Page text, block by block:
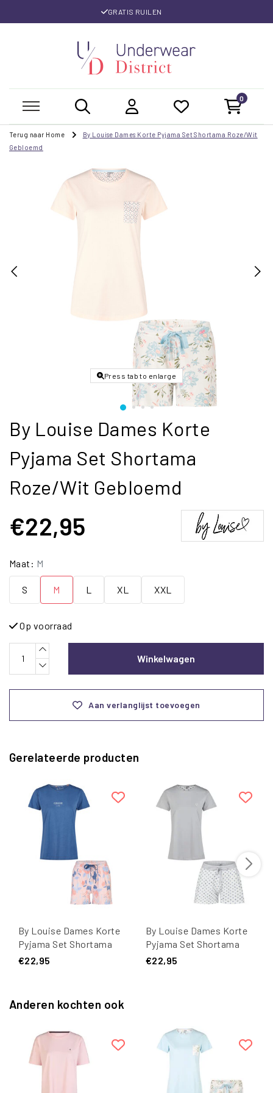
GRATIS RUILEN
0
Terug naar Home
By Louise Dames Korte Pyjama Set Shortama Roze/Wit
Gebloemd
Press tab to enlarge
By Louise Dames Korte
Pyjama Set Shortama
Roze/Wit Gebloemd
€22,95
Maat: M
S M L XL XXL
Op voorraad
Winkelwagen
Aan verlanglijst toevoegen
Gerelateerde producten
By Louise Dames Korte
Pyjama Set Shortama
Blauw/Roze Gebloemd
€22,95
By Louise Dames Korte
Pyjama Set Shortama
Blauw/Wit Gestipt
€22,95
Anderen kochten ook